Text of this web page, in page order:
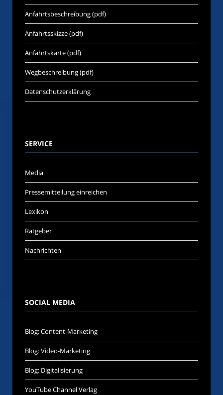
Anfahrtsbeschreibung (pdf)
Anfahrtsskizze (pdf)
Anfahrtskarte (pdf)
Wegbeschreibung (pdf)
Datenschutzerklärung
SERVICE
Media
Pressemitteilung einreichen
Lexikon
Ratgeber
Nachrichten
SOCIAL MEDIA
Blog: Content-Marketing
Blog: Video-Marketing
Blog: Digitalisierung
YouTube Channel Verlag